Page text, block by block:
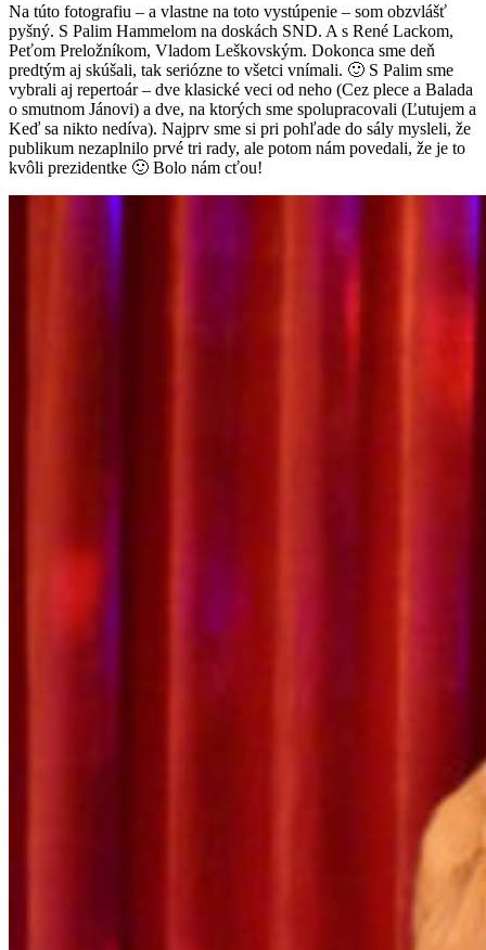
Na túto fotografiu – a vlastne na toto vystúpenie – som obzvlášť
pyšný. S Palim Hammelom na doskách SND. A s René Lackom,
Peťom Preložníkom, Vladom Leškovským. Dokonca sme deň
predtým aj skúšali, tak seriózne to všetci vnímali. 🙂 S Palim sme
vybrali aj repertoár – dve klasické veci od neho (Cez plece a Balada
o smutnom Jánovi) a dve, na ktorých sme spolupracovali (Ľutujem a
Keď sa nikto nedíva). Najprv sme si pri pohľade do sály mysleli, že
publikum nezaplnilo prvé tri rady, ale potom nám povedali, že je to
kvôli prezidentke 🙂 Bolo nám cťou!